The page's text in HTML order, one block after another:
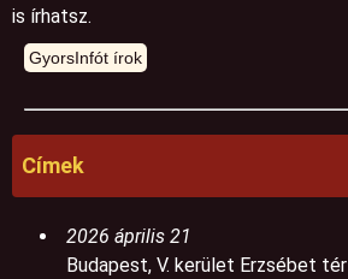
is írhatsz.
Címek
2026 április 21
Budapest, V. kerület Erzsébet tér